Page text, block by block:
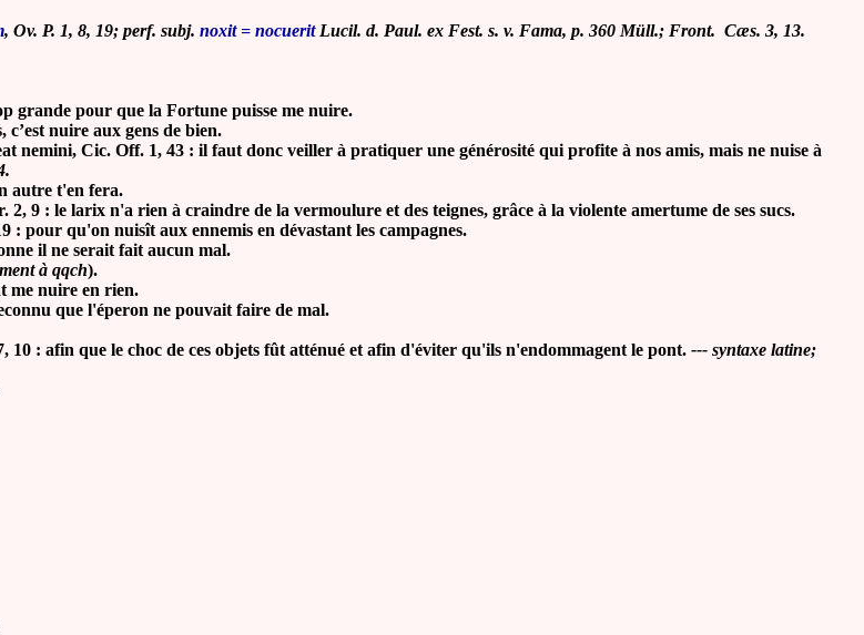
, Ov. P. 1, 8, 19; perf. subj. noxit = nocuerit Lucil. d. Paul. ex Fest. s. v. Fama, p. 360 Müll.; Front. Cæs. 3, 13.
grande pour que la Fortune puisse me nuire.
c’est nuire aux gens de bien.
Cic. Off. 1, 43 : il faut donc veiller à pratiquer une générosité qui profite à nos amis, mais ne nuise à
autre t'en fera.
le larix n'a rien à craindre de la vermoulure et des teignes, grâce à la violente amertume de ses sucs.
pour qu'on nuisît aux ennemis en dévastant les campagnes.
il ne serait fait aucun mal.
à qqch).
me nuire en rien.
que l'éperon ne pouvait faire de mal.
: afin que le choc de ces objets fût atténué et afin d'éviter qu'ils n'endommagent le pont. --- syntaxe latine;